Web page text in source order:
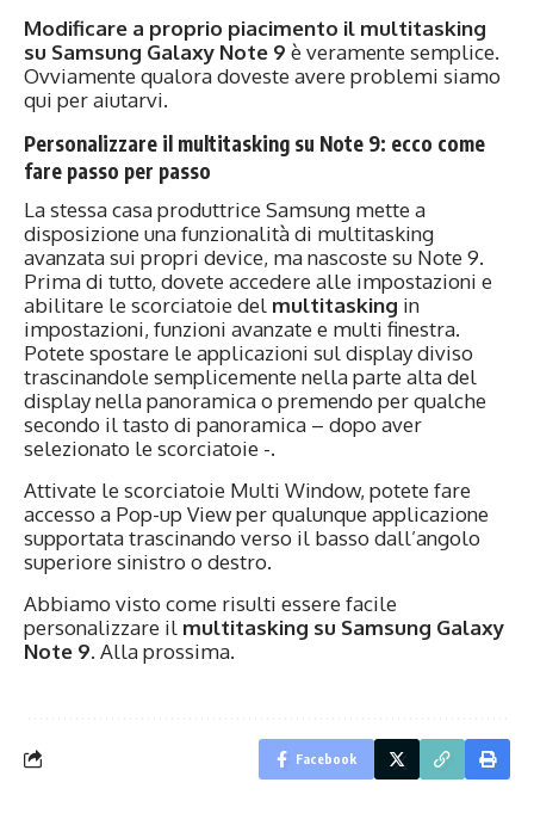
Modificare a proprio piacimento il multitasking
su Samsung Galaxy Note 9 è veramente semplice.
Ovviamente qualora doveste avere problemi siamo
qui per aiutarvi.
Personalizzare il multitasking su Note 9: ecco come
fare passo per passo
La stessa casa produttrice Samsung mette a
disposizione una funzionalità di multitasking
avanzata sui propri device, ma nascoste su Note 9.
Prima di tutto, dovete accedere alle impostazioni e
abilitare le scorciatoie del multitasking in
impostazioni, funzioni avanzate e multi finestra.
Potete spostare le applicazioni sul display diviso
trascinandole semplicemente nella parte alta del
display nella panoramica o premendo per qualche
secondo il tasto di panoramica – dopo aver
selezionato le scorciatoie -.
Attivate le scorciatoie Multi Window, potete fare
accesso a Pop-up View per qualunque applicazione
supportata trascinando verso il basso dall’angolo
superiore sinistro o destro.
Abbiamo visto come risulti essere facile
personalizzare il multitasking su Samsung Galaxy
Note 9. Alla prossima.
Facebook